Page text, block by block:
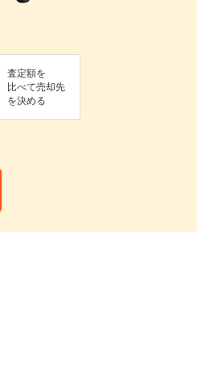
査定額を
比べて売却先
を決める